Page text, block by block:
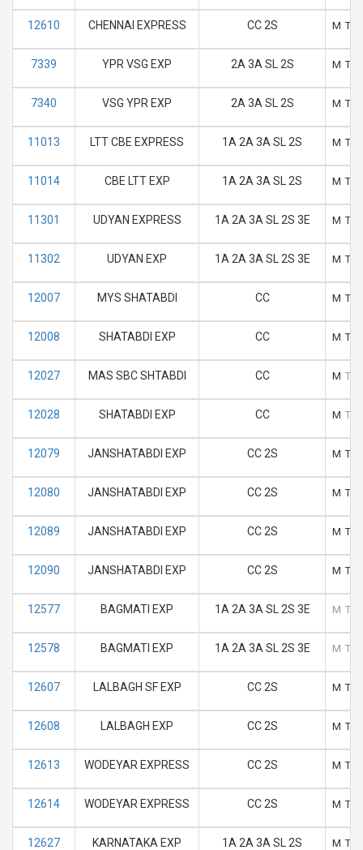
12610 CHENNAI EXPRESS CC 2S M T
7339 YPR VSG EXP 2A 3A SL 2S M T
7340 VSG YPR EXP 2A 3A SL 2S M T
11013 LTT CBE EXPRESS 1A 2A 3A SL 2S M T
11014 CBE LTT EXP 1A 2A 3A SL 2S M T
11301 UDYAN EXPRESS 1A 2A 3A SL 2S 3E M T
11302 UDYAN EXP 1A 2A 3A SL 2S 3E M T
12007 MYS SHATABDI CC M T
12008 SHATABDI EXP CC M T
12027 MAS SBC SHTABDI CC M T
12028 SHATABDI EXP CC M T
12079 JANSHATABDI EXP CC 2S M T
12080 JANSHATABDI EXP CC 2S M T
12089 JANSHATABDI EXP CC 2S M T
12090 JANSHATABDI EXP CC 2S M T
12577 BAGMATI EXP 1A 2A 3A SL 2S 3E M T
12578 BAGMATI EXP 1A 2A 3A SL 2S 3E M T
12607 LALBAGH SF EXP CC 2S M T
12608 LALBAGH EXP CC 2S M T
12613 WODEYAR EXPRESS CC 2S M T
12614 WODEYAR EXPRESS CC 2S M T
12627 KARNATAKA EXP 1A 2A 3A SL 2S M T